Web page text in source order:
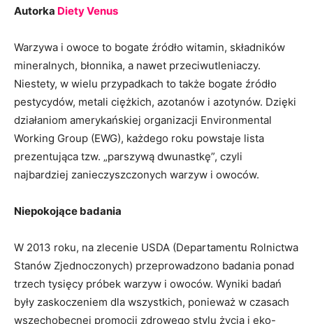
Autorka Diety Venus
Warzywa i owoce to bogate źródło witamin, składników
mineralnych, błonnika, a nawet przeciwutleniaczy.
Niestety, w wielu przypadkach to także bogate źródło
pestycydów, metali ciężkich, azotanów i azotynów. Dzięki
działaniom amerykańskiej organizacji Environmental
Working Group (EWG), każdego roku powstaje lista
prezentująca tzw. „parszywą dwunastkę”, czyli
najbardziej zanieczyszczonych warzyw i owoców.
Niepokojące badania
W 2013 roku, na zlecenie USDA (Departamentu Rolnictwa
Stanów Zjednoczonych) przeprowadzono badania ponad
trzech tysięcy próbek warzyw i owoców. Wyniki badań
były zaskoczeniem dla wszystkich, ponieważ w czasach
wszechobecnej promocji zdrowego stylu życia i eko-